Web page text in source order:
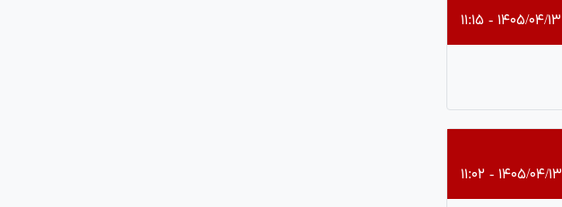
۱۴۰۵/۰۴/۱۳ - ۱۱:۱۵
۱۴۰۵/۰۴/۱۳ - ۱۱:۰۲